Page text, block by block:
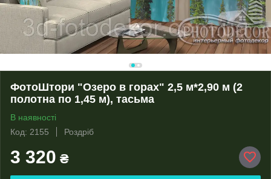
ФотоШтори "Озеро в горах" 2,5 м*2,90 м (2
полотна по 1,45 м), тасьма
В наявності
Код: 2155
Роздріб
3 320 ₴